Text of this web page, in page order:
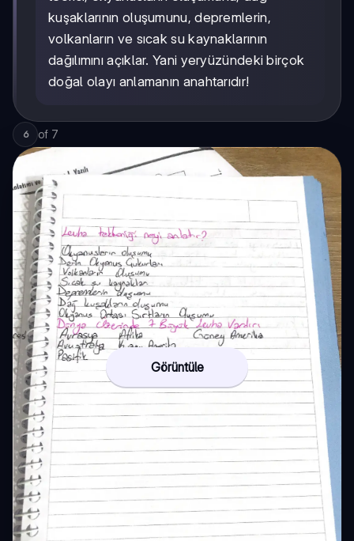
kuşaklarının oluşumunu, depremlerin,
volkanların ve sıcak su kaynaklarının
dağılımını açıklar. Yani yeryüzündeki birçok
doğal olayı anlamanın anahtarıdır!
6 of 7
Görüntüle